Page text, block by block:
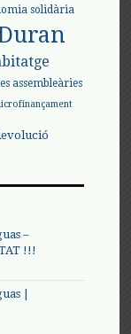
solidària
assembleàries
–
!!!
|